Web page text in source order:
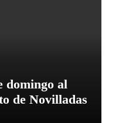
domingo al
de Novilladas